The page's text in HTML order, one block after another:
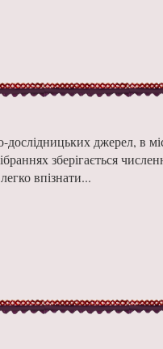
джерел, в
зберігається
впізнати...